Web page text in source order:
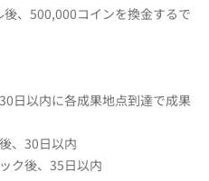
、500,000コインを換金するで
日以内に各成果地点到達で成果
、30日以内
ク後、35日以内